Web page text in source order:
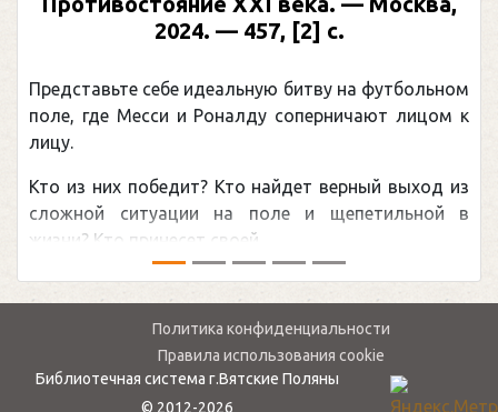
2024. — 457, [2] с.
Представьте себе идеальную битву на футбольном
поле, где Месси и Роналду соперничают лицом к
лицу.
Кто из них победит? Кто найдет верный выход из
сложной ситуации на поле и щепетильной в
жизни? Кто принесет своей ...
Политика конфиденциальности
Правила использования cookie
Библиотечная система г.Вятские Поляны
© 2012-2026